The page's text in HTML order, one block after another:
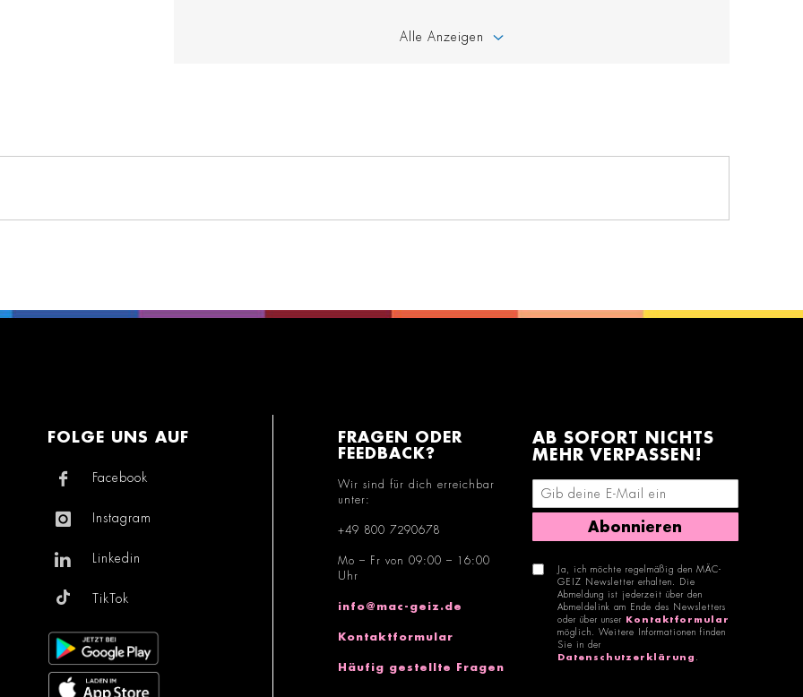
Alle Anzeigen
FOLGE UNS AUF
Facebook
Instagram
Linkedin
TikTok
FRAGEN ODER
FEEDBACK?
Wir sind für dich erreichbar
unter:
+49 800 7290678
Mo – Fr von 09:00 – 16:00
Uhr
info@mac-geiz.de
Kontaktformular
Häufig gestellte Fragen
AB SOFORT NICHTS
MEHR VERPASSEN!
E-Mail-Adresse eingeben
Abonnieren
Ja, ich möchte regelmäßig den MÄC-
GEIZ Newsletter erhalten. Die
Abmeldung ist jederzeit über den
Abmeldelink am Ende des Newsletters
oder über unser
Kontaktformular
möglich. Weitere Informationen finden
Sie in der
Datenschutzerklärung .